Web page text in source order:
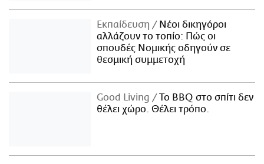
Εκπαίδευση
Νέοι δικηγόροι
αλλάζουν το τοπίο: Πώς οι
σπουδές Νομικής οδηγούν σε
θεσμική συμμετοχή
Good Living
Το BBQ στο σπίτι δεν
θέλει χώρο. Θέλει τρόπο.